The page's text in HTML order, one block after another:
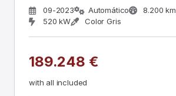
09-2023 Automático 8.200 km
520 kW
Color Gris
189.248 €
with all included